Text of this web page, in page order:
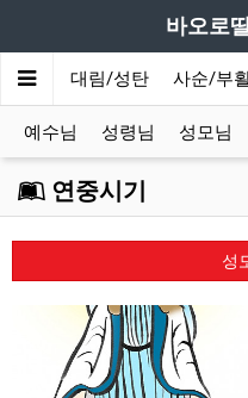
바오로
메인 대림/성탄 사순/부
예수님 성령님 성모님
연중시기
성